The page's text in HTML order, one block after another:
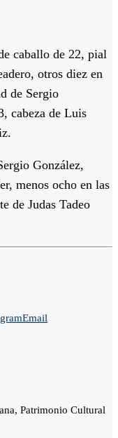
caballo de 22, pial
otros diez en
de Sergio
cabeza de Luis
González,
menos ocho en las
de Judas Tadeo
Email
Patrimonio Cultural